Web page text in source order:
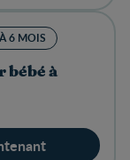
6 MOIS
bébé à